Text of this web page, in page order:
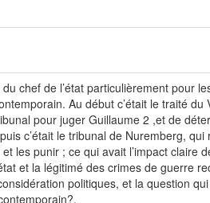
chef de l’état particulièrement pour
Au début c’était le traité
pour juger Guillaume 2 ,et de
c’était le tribunal de Nuremberg,
les punir ; ce qui avait l’impact claire
et la légitimé des crimes de guerre
politiques, et la question